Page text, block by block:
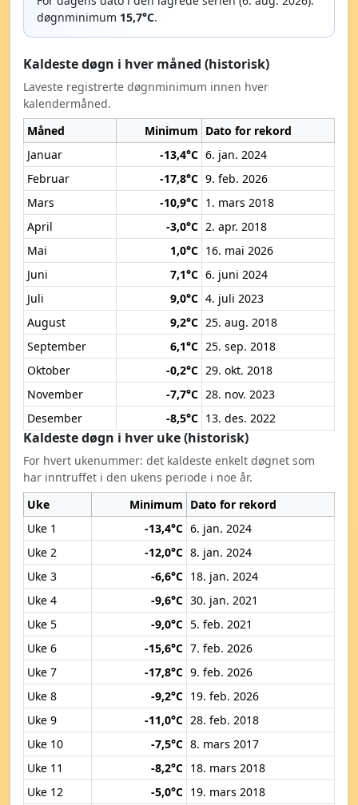
døgnminimum 15,7°C.
Kaldeste døgn i hver måned (historisk)
Laveste registrerte døgnminimum innen hver
kalendermåned.
Måned
Minimum Dato for rekord
Januar
-13,4°C 6. jan. 2024
Februar
-17,8°C 9. feb. 2026
Mars
-10,9°C 1. mars 2018
April
-3,0°C 2. apr. 2018
Mai
1,0°C 16. mai 2026
Juni
7,1°C 6. juni 2024
Juli
9,0°C 4. juli 2023
August
9,2°C 25. aug. 2018
September
6,1°C 25. sep. 2018
Oktober
-0,2°C 29. okt. 2018
November
-7,7°C 28. nov. 2023
Desember
-8,5°C 13. des. 2022
Kaldeste døgn i hver uke (historisk)
For hvert ukenummer: det kaldeste enkelt døgnet som
har inntruffet i den ukens periode i noe år.
Uke
Minimum Dato for rekord
Uke 1
-13,4°C 6. jan. 2024
Uke 2
-12,0°C 8. jan. 2024
Uke 3
-6,6°C 18. jan. 2024
Uke 4
-9,6°C 30. jan. 2021
Uke 5
-9,0°C 5. feb. 2021
Uke 6
-15,6°C 7. feb. 2026
Uke 7
-17,8°C 9. feb. 2026
Uke 8
-9,2°C 19. feb. 2026
Uke 9
-11,0°C 28. feb. 2018
Uke 10
-7,5°C 8. mars 2017
Uke 11
-8,2°C 18. mars 2018
Uke 12
-5,0°C 19. mars 2018